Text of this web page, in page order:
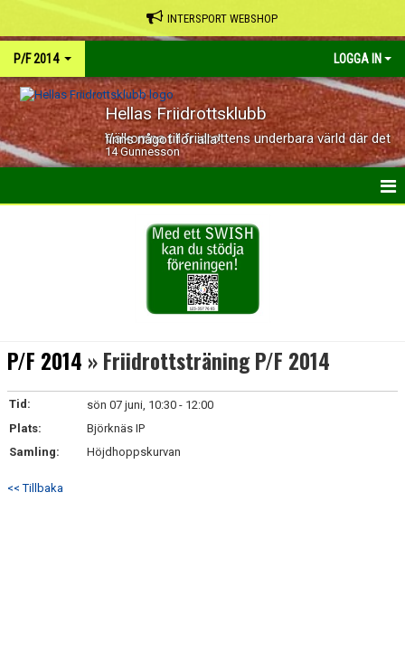
INTERSPORT WEBSHOP
P/F 2014 LOGGA IN
Hellas Friidrottsklubb
Välkomna till friidrottens underbara värld där det finns något för alla!
14 Gunnesson
P/F 2014 » Friidrottsträning P/F 2014
Tid:
sön 07 juni, 10:30 - 12:00
Plats:
Björknäs IP
Samling:
Höjdhoppskurvan
<< Tillbaka